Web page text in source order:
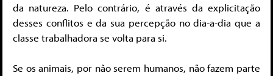
da natureza. Pelo contrário, é através da explicitação
desses conflitos e da sua percepção no dia-a-dia que a
classe trabalhadora se volta para si.
Se os animais, por não serem humanos, não fazem parte